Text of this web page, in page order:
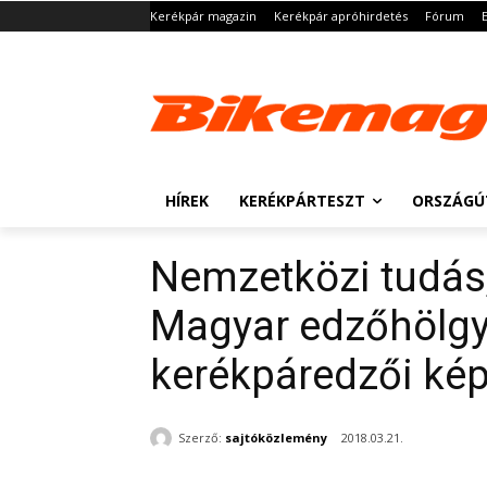
Kerékpár magazin Kerékpár apróhirdetés Fórum
HÍREK KERÉKPÁRTESZT
Nemzetközi
Magyar
kerékpáredzői
Szerző: sajtóközlemény 2018.03.21.